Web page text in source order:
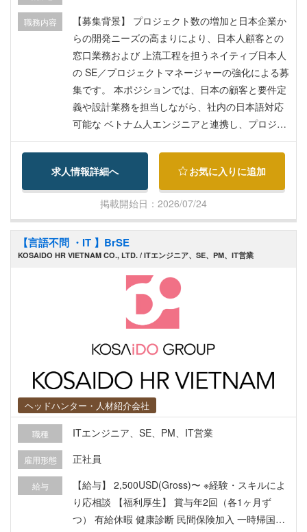
る方を募集いたします。 【入社後に期待される役
割】 入社初期（半年〜1年）は、日本本社にて自
社プロダクトの開発業務を担当いただき、仕様や
開発文化をインプットしていただきます（期間
中、1〜2週間程度の短期ベトナム出張の可能性あ
り）。 ベトナム出向後は、PHPチームの技術的支
柱として、メンバーの育成や開発プロセス改善に
コミットいただき、組織全体の開発力を底上げす
る成果を期待しています。
得費用全額会社負担 通勤手当 出張手当 帰国手当
（年１回一時帰国の航空券代支給） 在宅勤務制度
あり
職務内容
【募集背景】 プロジェクト数の増加と日本企業か
らの開発ニーズの高まりにより、日本人顧客との
窓口業務および 上流工程を担うネイティブ日本人
の SE／プロジェクトマネージャーの強化による募
集です。 本ポジションでは、日本の顧客と要件定
義や設計業務を担当しながら、社内の日本語対応
可能な ベトナム人エンジニアと連携し、プロジェ
クトを円滑に推進していただきます。 【業務内
容】 ベトナム現地で日本人顧客との窓口となり、
プロジェクトの要件定義から設計、現地エンジニ
アチームとの 連携まで一貫して担当していただき
ます。 ＜具体的には＞ ・ブリッジ SE/メンバーと
連携したプロジェクトマネジメント ・日本の顧客
との要件ヒアリングなどの窓口 ・基本設計、仕様
書作成など上流工程の実施 ・提案・調整業務 ・ベ
トナム人エンジニア（日本語可）とのブリッジ業
務・進捗管理 ・品質管理・テスト支援 ・希望に応
じての、提案支援活動 ＜技術環境＞ 現在は以下の
技術やサービスを採用していますが、要件に応じ
て技術選定を行っております。 開発言語・ツール
o、Google Colaboratory 開発環境：GitHub、Jir
a、Confluence、Redmine、Figma、Chatwork、S
lack、Google Workspace 開発 PC：Mac Book Pr
o、Windows
求人情報詳細へ お気に入りに追加
掲載開始日：2026/07/24
【言語不問 ・IT 】BrSE
KOSAIDO HR VIETNAM CO., LTD. / ITエンジニア、SE、PM、IT営業
ヘッドハンター・人材紹介会社
職種 ITエンジニア、SE、PM、IT営業
雇用形態 正社員
給与
【給与】 2,500USD(Gross)〜 ※経験・スキルによ
り応相談 【福利厚生】 賞与年2回（各1ヶ月ず
つ） 有給休暇 健康診断 民間保険加入 一時帰国手